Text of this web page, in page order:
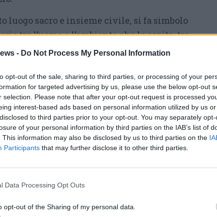
- Do Not Process My Personal Information
opt-out of the sale, sharing to third parties, or processing of your
for targeted advertising by us, please use the below opt-out
selection. Please note that after your opt-out request is processed
interest-based ads based on personal information utilized by us
to third parties prior to your opt-out. You may separately
of your personal information by third parties on the IAB’s list of
This information may also be disclosed by us to third parties on the
Participants that may further disclose it to other third parties.
Data Processing Opt Outs
opt-out of the Sharing of my personal data.
luogo sacro e insieme civile, si fa simbolo
tra l’uomo e l’ambiente che lo ospita, tra
da custodire per chi verrà. Le tre
una volta arricchenti e sono certa che
pubblico attento e coinvolto, anche grazie
della loro presenza sul Lago Maggiore,
Alessi, da Giulia Napoleone ad Angelo
sarà a ingresso gratuito, ma chi
le attività di restauro e valorizzazione
con Art Bonus e usufruendo così di un
65% della donazione complessiva.»